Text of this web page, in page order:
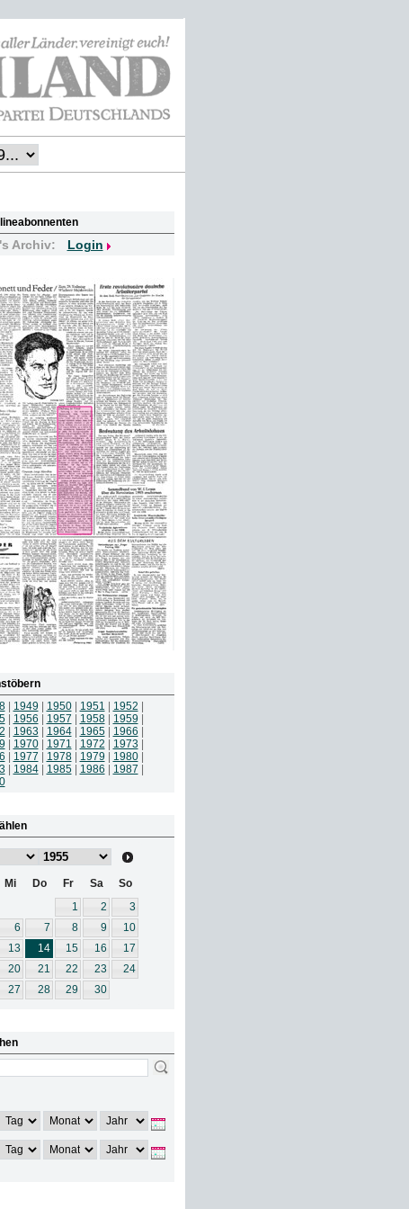
Archiv: Login
| 1949 1950| 1951 1952
| 1956 1957 1958| 1959
1963 1964| 1965| 1966
1970| 1971 1972 1973
1977 1978| 1979 1980|
1984| 1985| 1986 1987
Mi Do Fr Sa
So
1
2
3
6 7 8 9
10
13 14 15 16
17
20 21 22 23
24
27 28 29 30